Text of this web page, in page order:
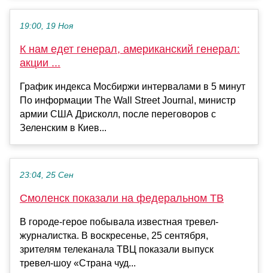
19:00, 19 Ноя
К нам едет генерал, американский генерал:
акции ...
График индекса Мосбиржи интервалами в 5 минут
По информации The Wall Street Journal, министр
армии США Дрисколл, после переговоров с
Зеленским в Киев...
23:04, 25 Сен
Смоленск показали на федеральном ТВ
В городе-герое побывала известная тревел-
журналистка. В воскресенье, 25 сентября,
зрителям телеканала ТВЦ показали выпуск
тревел-шоу «Страна чуд...